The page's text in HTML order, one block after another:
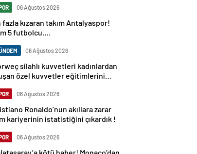
06 Ağustos 2026
fazla kızaran takım Antalyaspor!
5 futbolcu….
06 Ağustos 2026
silahlı kuvvetleri kadınlardan
özel kuvvetler eğitimlerini
06 Ağustos 2026
Ronaldo’nun akıllara zarar
kariyerinin istatistiğini çıkardık !
06 Ağustos 2026